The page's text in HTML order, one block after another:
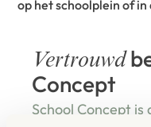
op het schoolplein of in
Vertrouwd
Concept
School Concept is